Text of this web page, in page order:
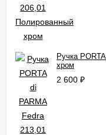
Ручка
хром
2 600 ₽